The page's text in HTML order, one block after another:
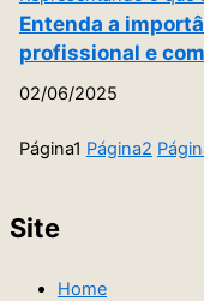
Entenda a
profissional e
02/06/2025
Página1 Página2
Site
Home